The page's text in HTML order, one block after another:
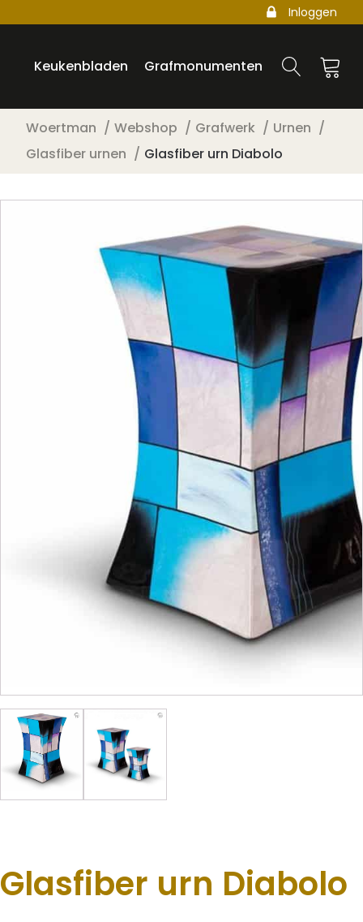
Inloggen
Keukenbladen Grafmonumenten
Woertman Webshop Grafwerk
Urnen
Glasfiber urnen
Glasfiber urn Diabolo
Glasfiber urn Diabolo